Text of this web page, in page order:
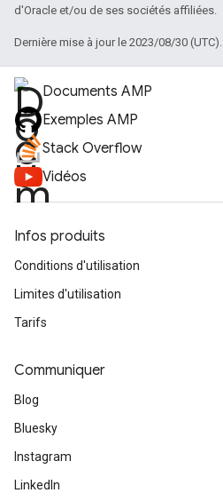
d'Oracle et/ou de ses sociétés affiliées.
Dernière mise à jour le 2023/08/30 (UTC).
Documents AMP
Exemples AMP
Stack Overflow
Vidéos
Infos produits
Conditions d'utilisation
Limites d'utilisation
Tarifs
Communiquer
Blog
Bluesky
Instagram
LinkedIn